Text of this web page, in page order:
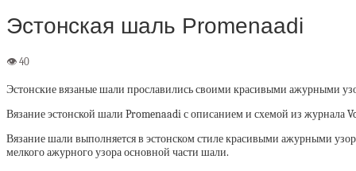
Эстонская шаль Promenaadi
Эстонские вязаные шали прославились своими красивыми ажурными
Вязание эстонской шали Promenaadi с описанием и схемой из журнала
Вязание шали выполняется в эстонском стиле красивыми ажурными
мелкого ажурного узора основной части шали.